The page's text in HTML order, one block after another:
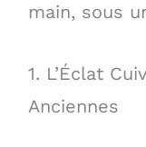
main, sous
1. L’Éclat
Anciennes